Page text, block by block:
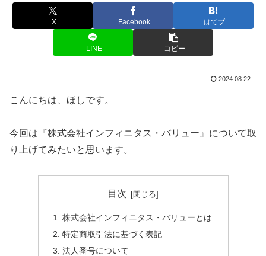
X Facebook はてブ
LINE コピー
2024.08.22
こんにちは、ほしです。
今回は『株式会社インフィニタス・バリュー』について取
り上げてみたいと思います。
目次
株式会社インフィニタス・バリューとは
特定商取引法に基づく表記
法人番号について